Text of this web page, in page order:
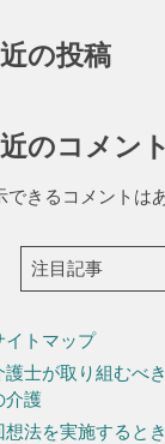
の投稿
のコメント
できるコメントは
注目記事
イトマップ
護士が取り組むべ
介護
想法を実施すると